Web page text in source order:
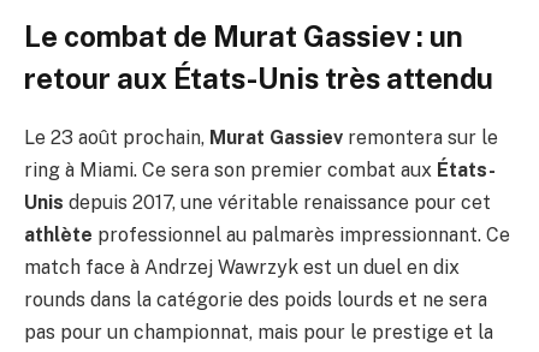
Le combat de Murat Gassiev : un
retour aux États-Unis très attendu
Le 23 août prochain, Murat Gassiev remontera sur le
ring à Miami. Ce sera son premier combat aux États-
Unis depuis 2017, une véritable renaissance pour cet
athlète professionnel au palmarès impressionnant. Ce
match face à Andrzej Wawrzyk est un duel en dix
rounds dans la catégorie des poids lourds et ne sera
pas pour un championnat, mais pour le prestige et la